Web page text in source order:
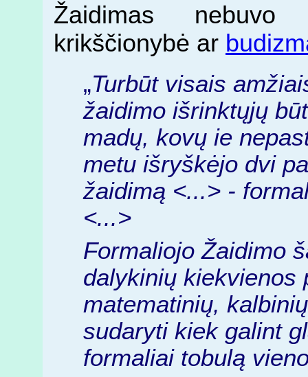
Žaidimas
krikščionybė ar
„Turbūt visais
žaidimo išrinktųjų
madų, kovų ie
metu išryškėjo dvi
žaidimą <...> -
<...>
Formaliojo Žaidimo
dalykinių kiekvienos
matematinių,
sudaryti kiek galint
formaliai tobulą